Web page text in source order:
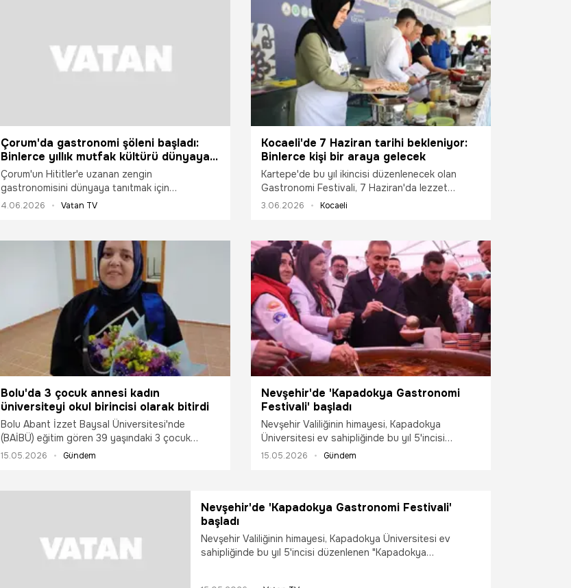
Çorum'da gastronomi şöleni başladı:
Binlerce yıllık mutfak kültürü dünyaya
tanıtılıyor
Çorum'un Hititler'e uzanan zengin
gastronomisini dünyaya tanıtmak için
düzenlenen "Açık Ateş Etkinlikleri" başladı. 3 gün
uzmanları, gurmeler, şefler ve yazarlar yer alıyor.
4.06.2026 Vatan TV
Kocaeli'de 7 Haziran tarihi bekleniyor:
Binlerce kişi bir araya gelecek
Kartepe'de bu yıl ikincisi düzenlenecek olan
Gastronomi Festivali, 7 Haziran'da lezzet
tutkunlarını bir araya getirecek.
3.06.2026 Kocaeli
Bolu'da 3 çocuk annesi kadın
üniversiteyi okul birincisi olarak bitirdi
Bolu Abant İzzet Baysal Üniversitesi'nde
(BAİBÜ) eğitim gören 39 yaşındaki 3 çocuk
annesi Sibel Tuna, Ormancılık Bölümü'nü okul
giydi.
15.05.2026 Gündem
Nevşehir'de 'Kapadokya Gastronomi
Festivali' başladı
Nevşehir Valiliğinin himayesi, Kapadokya
Üniversitesi ev sahipliğinde bu yıl 5'incisi
düzenlenen "Kapadokya Gastronomi Festivali",
yaklaşımıyla dikkat çekti.
15.05.2026 Gündem
Nevşehir'de 'Kapadokya Gastronomi Festivali'
başladı
Nevşehir Valiliğinin himayesi, Kapadokya Üniversitesi ev
sahipliğinde bu yıl 5'incisi düzenlenen "Kapadokya